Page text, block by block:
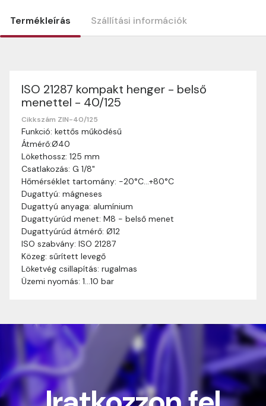
Termékleírás Szállítási információk
ISO 21287 kompakt henger - belső
menettel - 40/125
Cikkszám ZIN-40/125
Funkció: kettős működésű
Átmérő:Ø40
Lökethossz: 125 mm
Csatlakozás: G 1/8"
Hőmérséklet tartomány: -20°C…+80°C
Dugattyú: mágneses
Dugattyú anyaga: alumínium
Dugattyúrúd menet: M8 - belső menet
Dugattyúrúd átmérő: Ø12
ISO szabvány: ISO 21287
Közeg: sűrített levegő
Löketvég csillapítás: rugalmas
Üzemi nyomás: 1…10 bar
Szállítási információk
Nagyon köszönjük, hogy webshopunkat választottátok
vásárlásaitokhoz. Az alábbiakban megtaláljátok szállítási
információinkat, hogy a vásárlásotok gördülékenyen és
zökkenőmentesen történhessen.
Szállítási idő:
munkanapon belül kézbesítjük. Amennyiben
valamilyen okból kifolyólag a szállítás hosszabb
ideig tart, előre értesítünk benneteket.
Szállítási díj: A szállítási díj függ a termék súlyától
és a szállítási cím távolságától. A pontos szállítási
díjat a vásárlás folyamata során megtekinthetitek,
mielőtt a rendelést véglegesítitek.